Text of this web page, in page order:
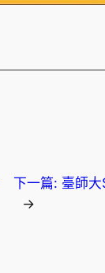
下一篇: 臺師
→